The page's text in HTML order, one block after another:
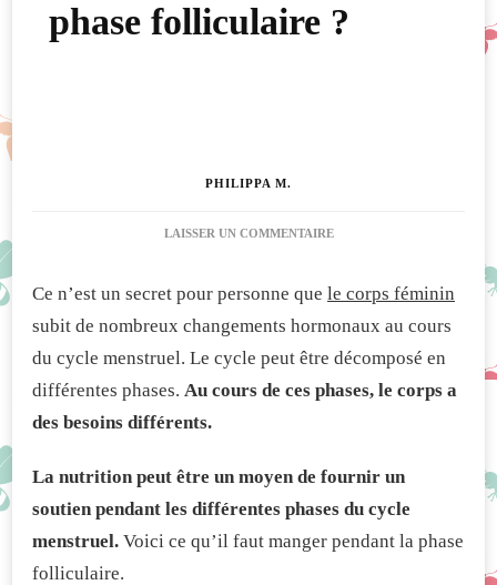
phase folliculaire ?
PHILIPPA M.
LAISSER UN COMMENTAIRESUR
PENDANT
FOLLICULAIRE ?
Ce n’est un secret pour personne que le corps féminin
subit de nombreux changements hormonaux au cours
du cycle menstruel. Le cycle peut être décomposé en
différentes phases. Au cours de ces phases, le corps a
des besoins différents.
La nutrition peut être un moyen de fournir un
soutien pendant les différentes phases du cycle
menstruel. Voici ce qu’il faut manger pendant la phase
folliculaire.